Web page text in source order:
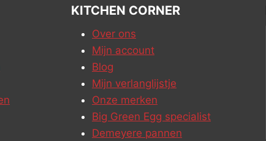
KITCHEN CORNER
Over ons
Mijn account
Blog
Mijn verlanglijstje
Onze merken
Big Green Egg specialist
Demeyere pannen